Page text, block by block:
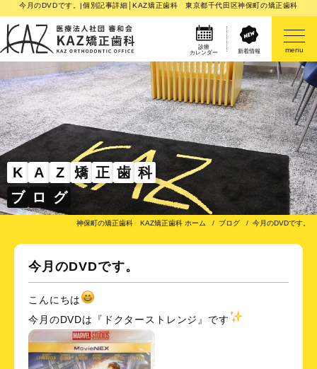
今月のDVDです。|個別記事詳細│KAZ矯正歯科 東京都千代田区神保町の矯正歯科
診療
カレンダー
新着情報 menu
K A Z 矯 正 歯 科
ブ ロ グ
神保町の矯正歯科 KAZ矯正歯科 ホーム ブログ 今月のDVDです。
今月のDVDです。
こんにちは
今月のDVDは『ドクターストレンジ』です
医院案内
矯正歯科治療のご案内
矯正装置のご紹介
その他